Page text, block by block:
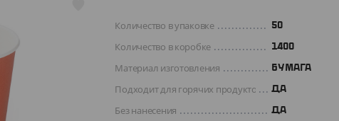
Количество в упаковке 50
Количество в коробке 1400
Материал изготовления БУМАГА
Подходит для горячих продуктов ДА
Без нанесения ДА